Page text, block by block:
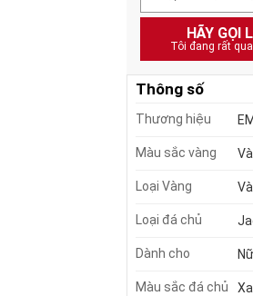
HÃY GỌI
Tôi đang rất
Thông số
Thương hiệu
Màu sắc vàng
Loại Vàng
Loại đá chủ
Dành cho Nữ
Màu sắc đá chủ